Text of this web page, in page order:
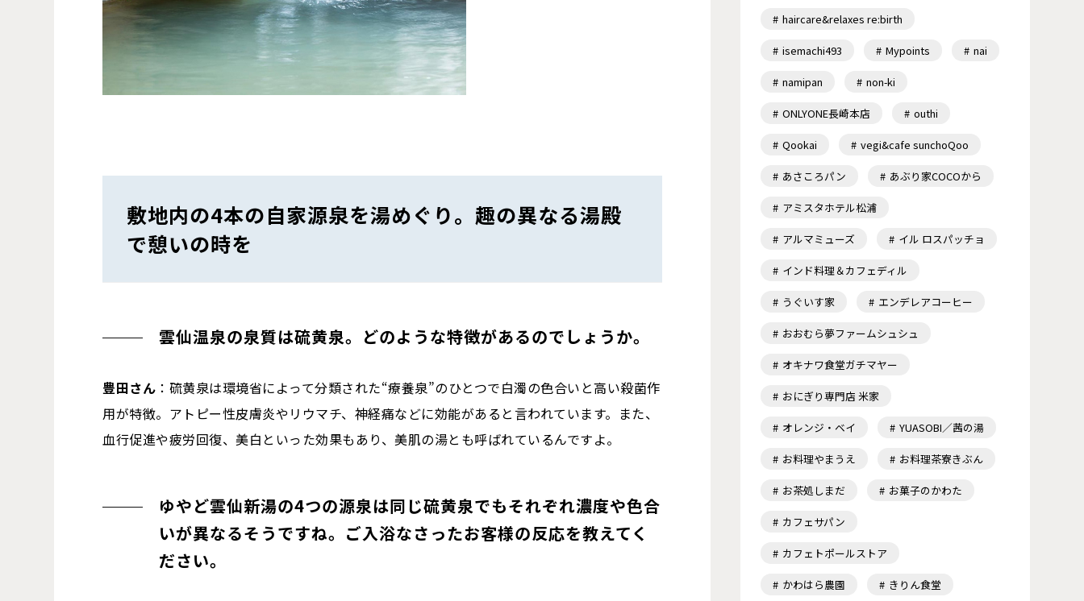
敷地内の4本の自家源泉を湯めぐり。趣の異なる湯殿
で憩いの時を
雲仙温泉の泉質は硫黄泉。どのような特徴があるのでしょうか。
豊田さん ：硫黄泉は環境省によって分類された“療養泉”のひとつで白濁の色合いと高い殺菌作
用が特徴。アトピー性皮膚炎やリウマチ、神経痛などに効能があると言われています。また、
血行促進や疲労回復、美白といった効果もあり、美肌の湯とも呼ばれているんですよ。
ゆやど雲仙新湯の4つの源泉は同じ硫黄泉でもそれぞれ濃度や色合
いが異なるそうですね。ご入浴なさったお客様の反応を教えてく
ださい。
haircare&relaxes re:birth
isemachi493 Mypoints nai
namipan non-ki
ONLYONE長崎本店 outhi
Qookai vegi&cafe sunchoQoo
あさころパン あぶり家COCOから
アミスタホテル松浦
アルマミューズ イル ロスパッチョ
インド料理＆カフェディル
うぐいす家 エンデレアコーヒー
おおむら夢ファームシュシュ
オキナワ食堂ガチマヤー
おにぎり専門店 米家
オレンジ・ベイ YUASOBI／茜の湯
お料理やまうえ お料理茶寮きぶん
お茶処しまだ お菓子のかわた
カフェサパン
カフェトポールストア
かわはら農園 きりん食堂